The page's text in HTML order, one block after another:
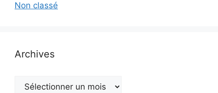
Non classé
Archives
Archives